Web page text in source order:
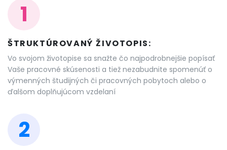
1
ŠTRUKTÚROVANÝ ŽIVOTOPIS:
Vo svojom životopise sa snažte čo najpodrobnejšie popísať
Vaše pracovné skúsenosti a tiež nezabudnite spomenúť o
výmenných študijných či pracovných pobytoch alebo o
ďalšom doplňujúcom vzdelaní
2